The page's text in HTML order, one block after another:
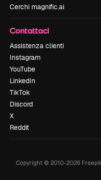
Cerchi magnific.ai
Contattaci
Assistenza clienti
Instagram
YouTube
LinkedIn
TikTok
Discord
X
Reddit
Copyright © 2010-2026